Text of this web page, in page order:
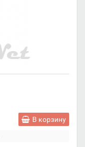
В корзину